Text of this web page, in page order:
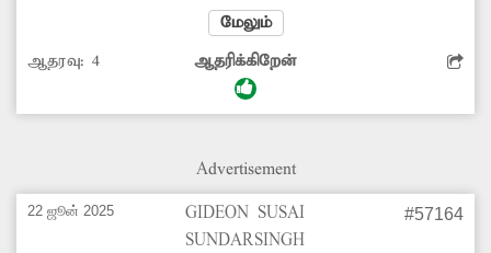
குடிநீர் சுகாதாரமற்ற முறையில் உள்ளது.
மஞ்சள் நிறத்தில் வருவதால் அதனை குடிக்கும்
பொதுமக்களுக்கு தொற்றுநோய் பரவும் அபாயம்
ஏற்பட்டுள்ளது. பொதுமக்கள் நலன்கருதி
நடவடிக்கை எடுக்க வேண்டும்.
மேலும்
ஆதரவு: 4 ஆதரிக்கிறேன்
Advertisement
22 ஜூன் 2025
GIDEON SUSAI
SUNDARSINGH
#57164